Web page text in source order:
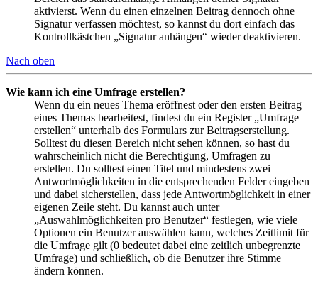
aktivierst. Wenn du einen einzelnen Beitrag dennoch ohne
Signatur verfassen möchtest, so kannst du dort einfach das
Kontrollkästchen „Signatur anhängen“ wieder deaktivieren.
Nach oben
Wie kann ich eine Umfrage erstellen?
Wenn du ein neues Thema eröffnest oder den ersten Beitrag
eines Themas bearbeitest, findest du ein Register „Umfrage
erstellen“ unterhalb des Formulars zur Beitragserstellung.
Solltest du diesen Bereich nicht sehen können, so hast du
wahrscheinlich nicht die Berechtigung, Umfragen zu
erstellen. Du solltest einen Titel und mindestens zwei
Antwortmöglichkeiten in die entsprechenden Felder eingeben
und dabei sicherstellen, dass jede Antwortmöglichkeit in einer
eigenen Zeile steht. Du kannst auch unter
„Auswahlmöglichkeiten pro Benutzer“ festlegen, wie viele
Optionen ein Benutzer auswählen kann, welches Zeitlimit für
die Umfrage gilt (0 bedeutet dabei eine zeitlich unbegrenzte
Umfrage) und schließlich, ob die Benutzer ihre Stimme
ändern können.